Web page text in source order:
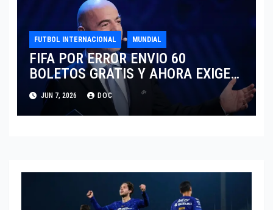
FUTBOL INTERNACIONAL MUNDIAL
FIFA POR ERROR ENVIO 60
BOLETOS GRATIS Y AHORA EXIGE
COBRO.
JUN 7, 2026 DOC